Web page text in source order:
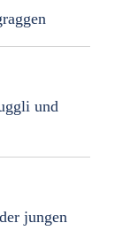
und
jungen